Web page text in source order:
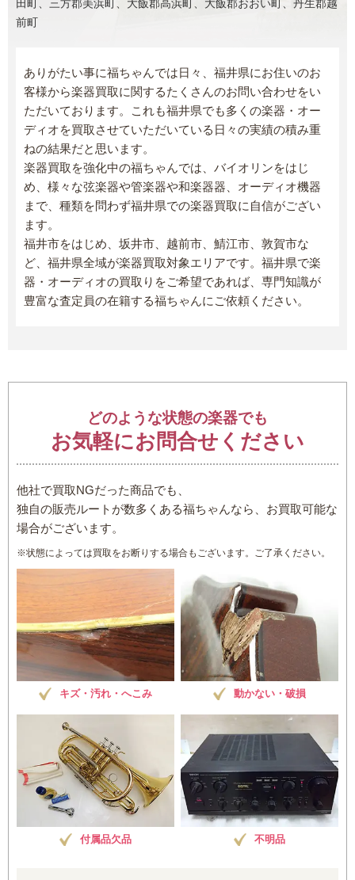
田町、三方郡美浜町、大飯郡高浜町、大飯郡おおい町、丹生郡越
前町
ありがたい事に福ちゃんでは日々、福井県にお住いのお
客様から楽器買取に関するたくさんのお問い合わせをい
ただいております。これも福井県でも多くの楽器・オー
ディオを買取させていただいている日々の実績の積み重
ねの結果だと思います。
楽器買取を強化中の福ちゃんでは、バイオリンをはじ
め、様々な弦楽器や管楽器や和楽器器、オーディオ機器
まで、種類を問わず福井県での楽器買取に自信がござい
ます。
福井市をはじめ、坂井市、越前市、鯖江市、敦賀市な
ど、福井県全域が楽器買取対象エリアです。福井県で楽
器・オーディオの買取りをご希望であれば、専門知識が
豊富な査定員の在籍する福ちゃんにご依頼ください。
どのような状態の楽器でも
お気軽にお問合せください
他社で買取NGだった商品でも、
独自の販売ルートが数多くある福ちゃんなら、お買取可能な
場合がございます。
※状態によっては買取をお断りする場合もございます。ご了承ください。
キズ・汚れ・へこみ 動かない・破損
付属品欠品 不明品